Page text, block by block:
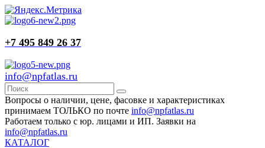
+7 495 849 26 37
info@npfatlas.ru
Вопросы о наличии, цене, фасовке и характеристиках
принимаем ТОЛЬКО по почте info@npfatlas.ru
Работаем только с юр. лицами и ИП. Заявки на
info@npfatlas.ru
КАТАЛОГ